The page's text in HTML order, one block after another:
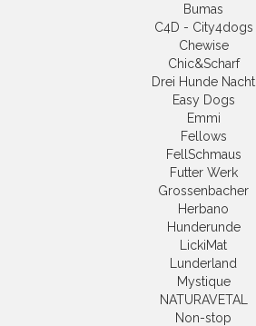
Bumas
C4D - City4dogs
Chewise
Chic&Scharf
Drei Hunde Nacht
Easy Dogs
Emmi
Fellows
FellSchmaus
Futter Werk
Grossenbacher
Herbano
Hunderunde
LickiMat
Lunderland
Mystique
NATURAVETAL
Non-stop